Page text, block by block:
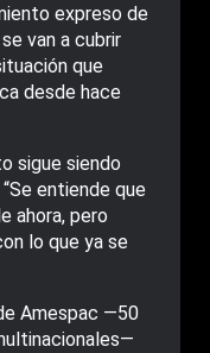
expreso de
van a cubrir
que
desde hace
sigue siendo
entiende que
ahora, pero
lo que ya se
Amespac —50